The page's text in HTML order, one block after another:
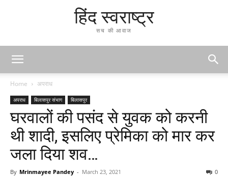
हिंद स्वराष्ट्र
सच की आवाज
Home अपराध
अपराध बिलासपुर संभाग बिलासपुर
घरवालों की पसंद से युवक को करनी
थी शादी, इसलिए प्रेमिका को मार कर
जला दिया शव…
By Mrinmayee Pandey - March 23, 2021 0